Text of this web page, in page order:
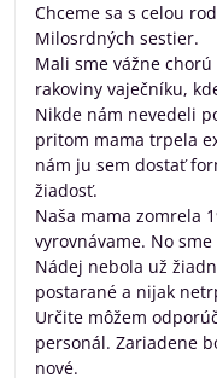
Chceme sa s celou
Milosrdných sestier.
Mali sme vážne
rakoviny vaječníku,
Nikde nám nevedeli
pritom mama trpela
nám ju sem dostať
žiadosť.
Naša mama zomrela
vyrovnávame. No
Nádej nebola už
postarané a nijak
Určite môžem
personál. Zariadene
nové.